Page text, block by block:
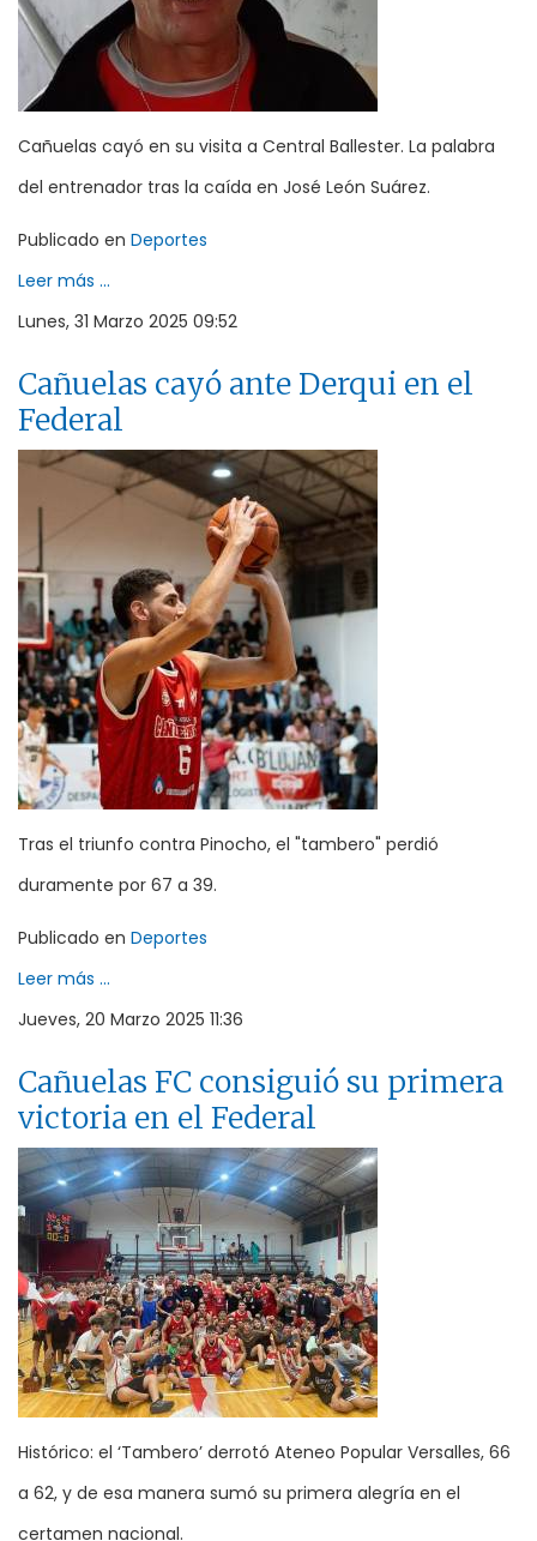
Cañuelas cayó en su visita a Central Ballester. La palabra
del entrenador tras la caída en José León Suárez.
Publicado en Deportes
Leer más ...
Lunes, 31 Marzo 2025 09:52
Cañuelas cayó ante Derqui en el
Federal
Tras el triunfo contra Pinocho, el "tambero" perdió
duramente por 67 a 39.
Publicado en Deportes
Leer más ...
Jueves, 20 Marzo 2025 11:36
Cañuelas FC consiguió su primera
victoria en el Federal
Histórico: el ‘Tambero’ derrotó Ateneo Popular Versalles, 66
a 62, y de esa manera sumó su primera alegría en el
certamen nacional.